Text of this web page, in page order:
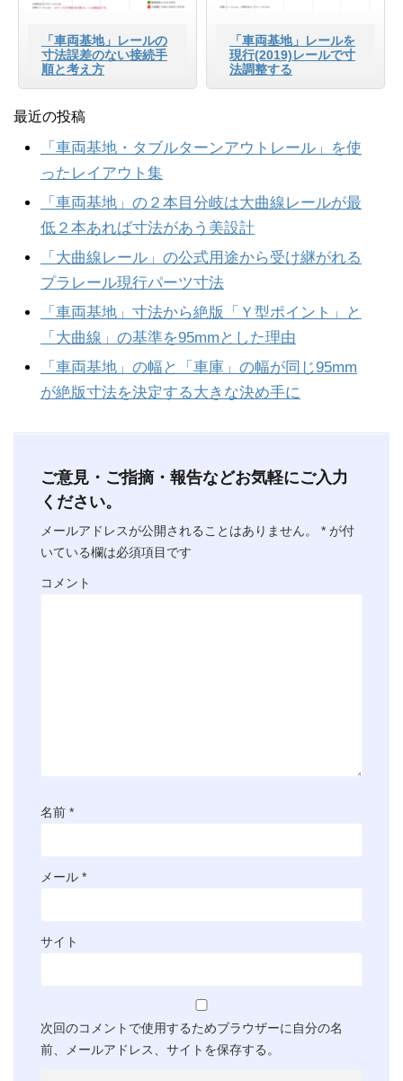
「車両基地」レールの
寸法誤差のない接続手
順と考え方
「車両基地」レールを
現行(2019)レールで寸
法調整する
最近の投稿
「車両基地・タブルターンアウトレール」を使
ったレイアウト集
「車両基地」の２本目分岐は大曲線レールが最
低２本あれば寸法があう美設計
「大曲線レール」の公式用途から受け継がれる
プラレール現行パーツ寸法
「車両基地」寸法から絶版「Ｙ型ポイント」と
「大曲線」の基準を95mmとした理由
「車両基地」の幅と「車庫」の幅が同じ95mm
が絶版寸法を決定する大きな決め手に
ご意見・ご指摘・報告などお気軽にご入力
ください。
メールアドレスが公開されることはありません。 * が付
いている欄は必須項目です
コメント
名前 *
メール *
サイト
次回のコメントで使用するためブラウザーに自分の名
前、メールアドレス、サイトを保存する。